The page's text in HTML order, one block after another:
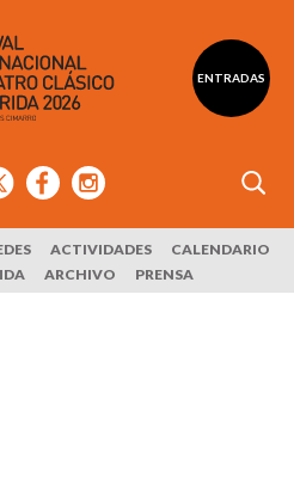
ENTRADAS
ACTIVIDADES
CALENDARIO
ARCHIVO PRENSA